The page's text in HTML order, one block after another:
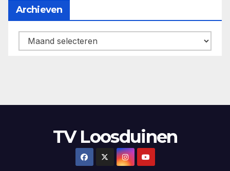
Archieven
Archieven
TV Loosduinen